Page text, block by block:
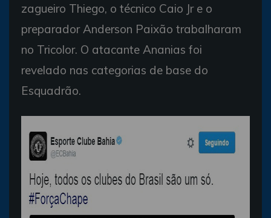
zagueiro Thiego, o técnico Caio Jr e o
preparador Anderson Paixão trabalharam
no Tricolor. O atacante Ananias foi
revelado nas categorias de base do
Esquadrão.